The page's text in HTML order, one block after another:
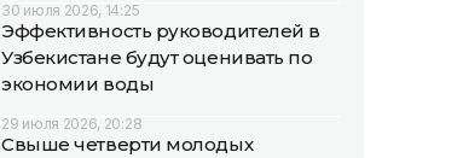
30 июля 2026, 14:25
Эффективность руководителей в
Узбекистане будут оценивать по
экономии воды
29 июля 2026, 20:28
Свыше четверти молодых